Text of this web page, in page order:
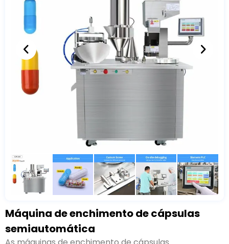
Máquina de enchimento de cápsulas
semiautomática